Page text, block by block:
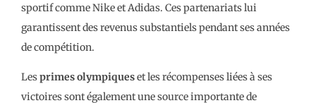
sportif comme Nike et Adidas. Ces partenariats lui
garantissent des revenus substantiels pendant ses années
de compétition.
Lesprimes olympiqueset les récompenses liées à ses
victoires sont également une source importante de